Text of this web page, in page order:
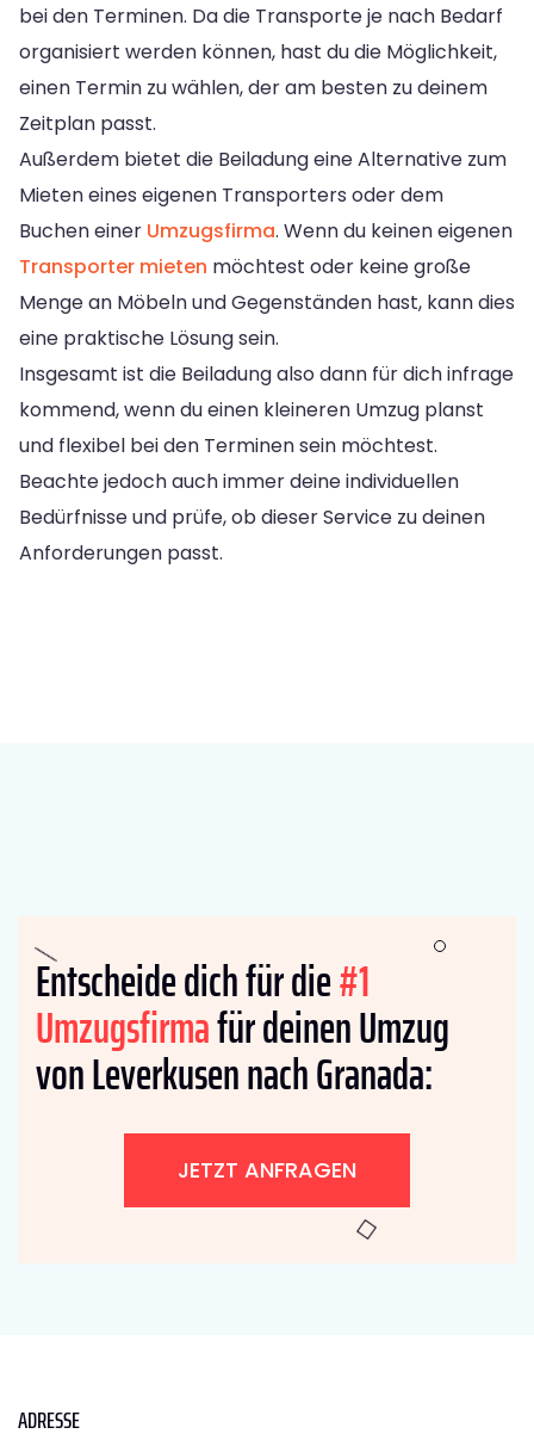
bei den Terminen. Da die Transporte je nach Bedarf
organisiert werden können, hast du die Möglichkeit,
einen Termin zu wählen, der am besten zu deinem
Zeitplan passt.
Außerdem bietet die Beiladung eine Alternative zum
Mieten eines eigenen Transporters oder dem
Buchen einer Umzugsfirma. Wenn du keinen eigenen
Transporter mieten möchtest oder keine große
Menge an Möbeln und Gegenständen hast, kann dies
eine praktische Lösung sein.
Insgesamt ist die Beiladung also dann für dich infrage
kommend, wenn du einen kleineren Umzug planst
und flexibel bei den Terminen sein möchtest.
Beachte jedoch auch immer deine individuellen
Bedürfnisse und prüfe, ob dieser Service zu deinen
Anforderungen passt.
Entscheide dich für die#1
Umzugsfirmafür deinen Umzug
von Leverkusen nach Granada:
JETZT ANFRAGEN
ADRESSE